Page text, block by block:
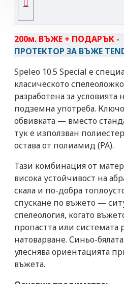
100м. ВЪЖЕ + ПОДАРЪК -
ПРОТЕКТОР ЗА ВЪЖЕ
200м. ВЪЖЕ + ПОДАРЪК -
ПРОТЕКТОР ЗА ВЪЖЕ
Speleo 10.5 Special е
класическото
разработена за
подземна употреба.
обвивката — вместо
тук е използван
остава от полиамид (PA).
Тази комбинация от
висока устойчивост на
скала и по-добра
спускане по въжето —
спелеология, когато
пропастта или системата
натоварване. Синьо-
улеснява ориентацията
въжета.